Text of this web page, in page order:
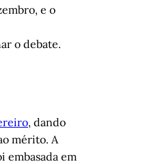
e o
o debate.
, dando
mérito. A
embasada em